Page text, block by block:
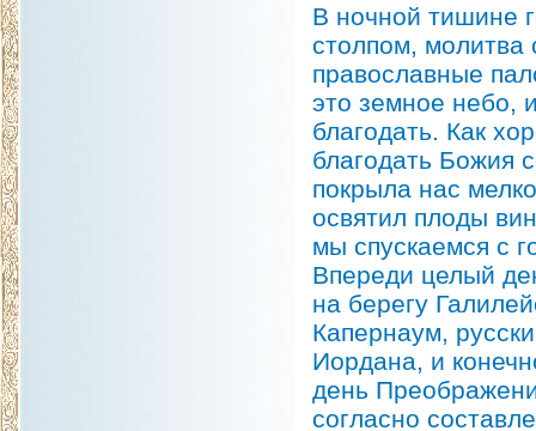
В ночной тишине
столпом, молитва
православные
это земное небо,
благодать. Как
благодать Божия
покрыла нас
освятил плоды
мы спускаемся с
Впереди целый
на берегу
Капернаум,
Иордана, и
день
согласно